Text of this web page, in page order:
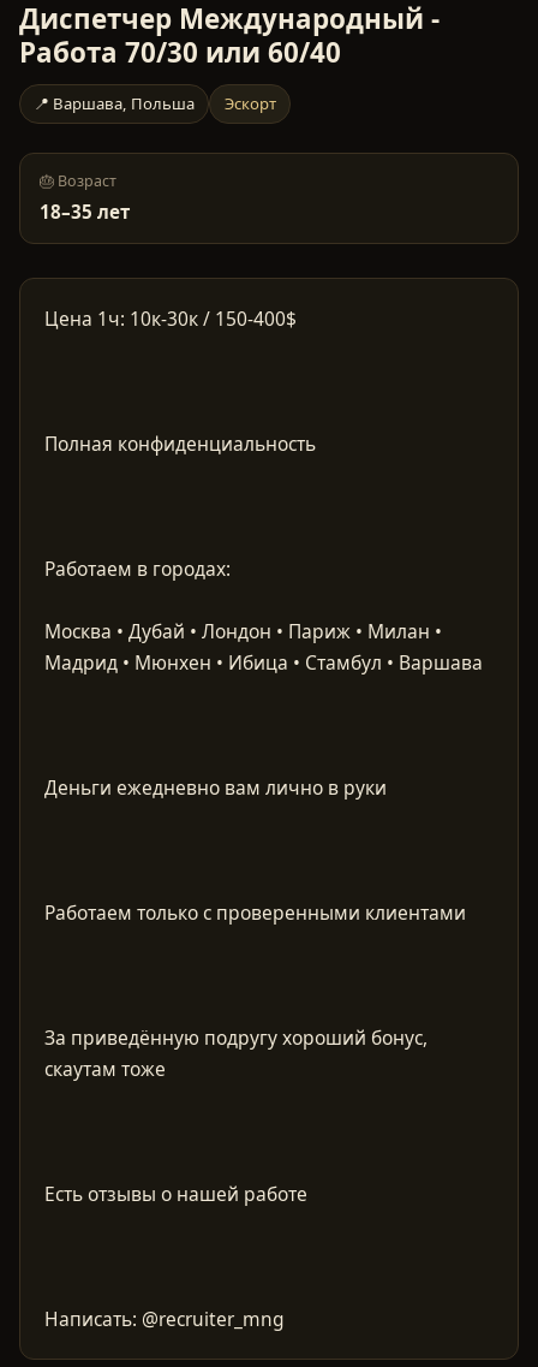
Диспетчер Международный -
Работа 70/30 или 60/40
📍 Варшава, Польша Эскорт
🎂 Возраст
18–35 лет
Москва • Дубай • Лондон • Париж • Милан •
За приведённую подругу хороший бонус,
Написать: @recruiter_mng